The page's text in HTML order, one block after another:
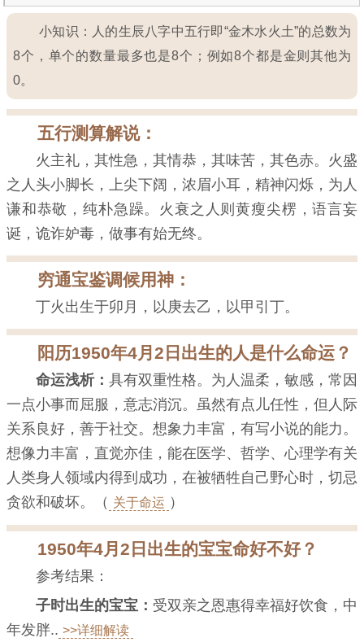
小知识：人的生辰八字中五行即“金木水火土”的总数为
8个，单个的数量最多也是8个；例如8个都是金则其他为
0。
五行测算解说：
火主礼，其性急，其情恭，其味苦，其色赤。火盛
之人头小脚长，上尖下阔，浓眉小耳，精神闪烁，为人
谦和恭敬，纯朴急躁。火衰之人则黄瘦尖楞，语言妄
诞，诡诈妒毒，做事有始无终。
穷通宝鉴调候用神：
丁火出生于卯月，以庚去乙，以甲引丁。
阳历1950年4月2日出生的人是什么命运？
命运浅析： 具有双重性格。为人温柔，敏感，常因
一点小事而屈服，意志消沉。虽然有点儿任性，但人际
关系良好，善于社交。想象力丰富，有写小说的能力。
想像力丰富，直觉亦佳，能在医学、哲学、心理学有关
人类身人领域内得到成功，在被牺牲自己野心时，切忌
贪欲和破坏。（ 关于命运 ）
1950年4月2日出生的宝宝命好不好？
参考结果：
子时出生的宝宝： 受双亲之恩惠得幸福好饮食，中
年发胖.. >>详细解读